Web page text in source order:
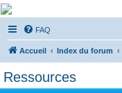
De Musicae
Forums
Forums de discussions
FAQ
Accueil Index du forum
Ressources